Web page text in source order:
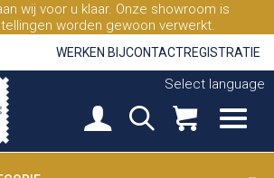
wij voor u klaar. Onze showroom is
worden gewoon verwerkt.
WERKEN BIJCONTACTREGISTRATIE
Select language